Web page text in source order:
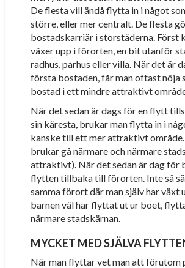
De flesta vill ändå flytta in i något
större, eller mer centralt. De flesta
bostadskarriär i storstäderna. Först
växer upp i förorten, en bit utanför
radhus, parhus eller villa. När det är
första bostaden, får man oftast nöja
bostad i ett mindre attraktivt
När det sedan är dags för en flytt
sin käresta, brukar man flytta in i
kanske till ett mer attraktivt
brukar gå närmare och närmare
attraktivt). När det sedan är dag för
flytten tillbaka till förorten. Inte så
samma förort där man själv har växt
barnen väl har flyttat ut ur boet,
närmare stadskärnan.
MYCKET MED SJÄLVA
När man flyttar vet man att förutom